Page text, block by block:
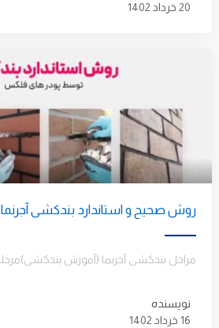
20 خرداد 1402
روش صحیح و استاندارد بندکشی آجرنما
نویسنده
16 خرداد 1402